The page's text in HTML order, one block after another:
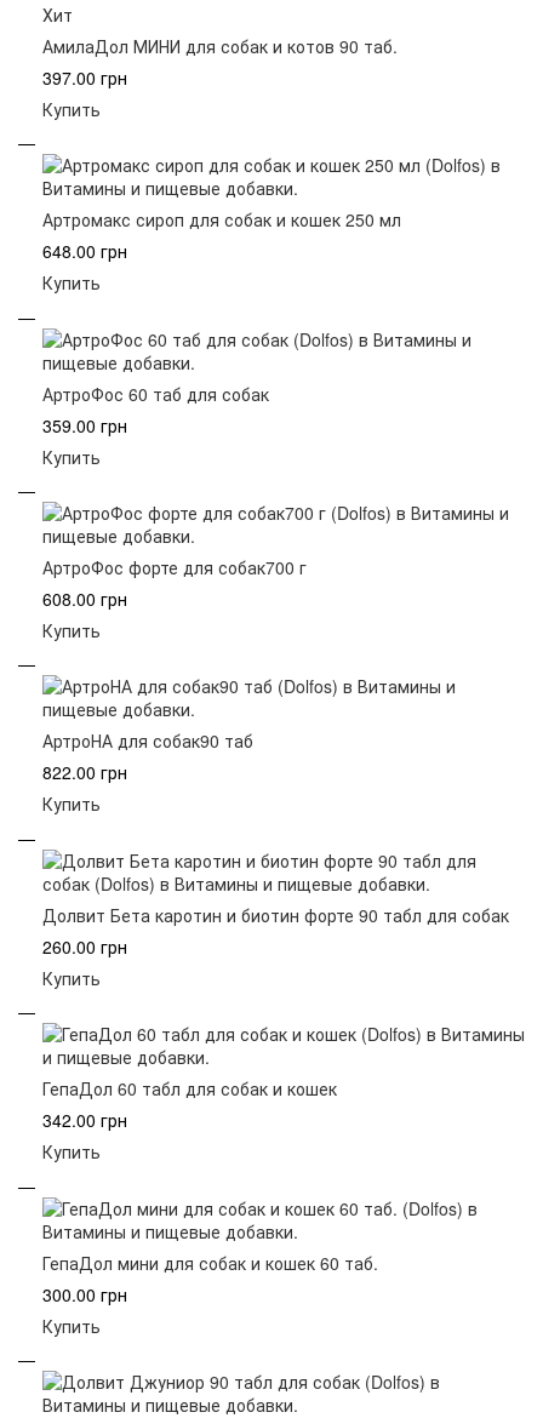
Хит
АмилаДол МИНИ для собак и котов 90 таб.
397.00 грн
Купить
Артромакс сироп для собак и кошек 250 мл
648.00 грн
Купить
АртроФос 60 таб для собак
359.00 грн
Купить
АртроФос форте для собак700 г
608.00 грн
Купить
АртроНА для собак90 таб
822.00 грн
Купить
Долвит Бета каротин и биотин форте 90 табл для собак
260.00 грн
Купить
ГепаДол 60 табл для собак и кошек
342.00 грн
Купить
ГепаДол мини для собак и кошек 60 таб.
300.00 грн
Купить